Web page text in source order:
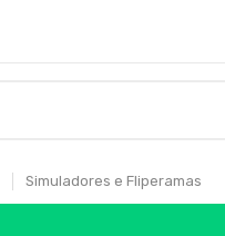
Simuladores e Fliperamas